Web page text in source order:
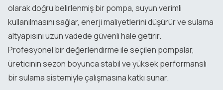
olarak doğru belirlenmiş bir pompa, suyun verimli
kullanılmasını sağlar, enerji maliyetlerini düşürür ve sulama
altyapısını uzun vadede güvenli hale getirir.
Profesyonel bir değerlendirme ile seçilen pompalar,
üreticinin sezon boyunca stabil ve yüksek performanslı
bir sulama sistemiyle çalışmasına katkı sunar.